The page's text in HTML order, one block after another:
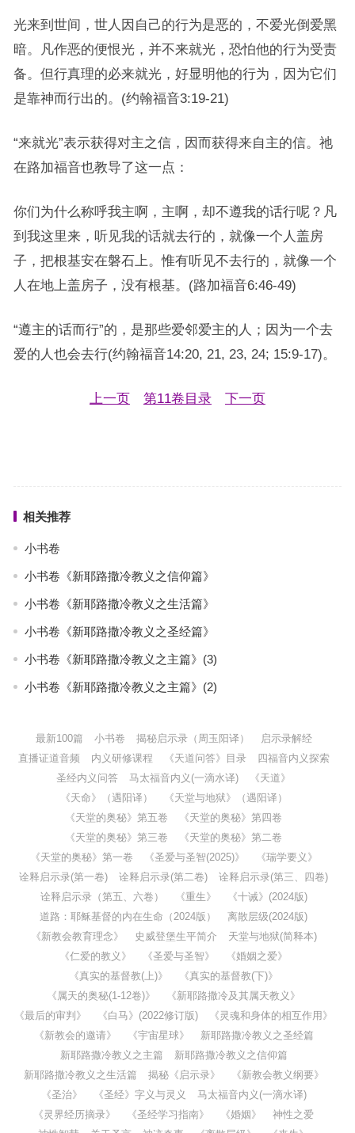
光来到世间，世人因自己的行为是恶的，不爱光倒爱黑
暗。凡作恶的便恨光，并不来就光，恐怕他的行为受责
备。但行真理的必来就光，好显明他的行为，因为它们
是靠神而行出的。(约翰福音3:19-21)
“来就光”表示获得对主之信，因而获得来自主的信。祂
在路加福音也教导了这一点：
你们为什么称呼我主啊，主啊，却不遵我的话行呢？凡
到我这里来，听见我的话就去行的，就像一个人盖房
子，把根基安在磐石上。惟有听见不去行的，就像一个
人在地上盖房子，没有根基。(路加福音6:46-49)
“遵主的话而行”的，是那些爱邻爱主的人；因为一个去
爱的人也会去行(约翰福音14:20, 21, 23, 24; 15:9-17)。
上一页 第11卷目录 下一页
相关推荐
小书卷
小书卷《新耶路撒冷教义之信仰篇》
小书卷《新耶路撒冷教义之生活篇》
小书卷《新耶路撒冷教义之圣经篇》
小书卷《新耶路撒冷教义之主篇》(3)
小书卷《新耶路撒冷教义之主篇》(2)
最新100篇 小书卷 揭秘启示录（周玉阳译）
启示录解经
直播证道音频
内义研修课程 《天道问答》目录
四福音内义探索
圣经内义问答
马太福音内义(一滴水译)
《天道》
《天命》（遇阳译）
《天堂与地狱》（遇阳译）
《天堂的奥秘》第五卷
《天堂的奥秘》第四卷
《天堂的奥秘》第三卷
《天堂的奥秘》第二卷
《天堂的奥秘》第一卷
《圣爱与圣智(2025)》
《瑞学要义》
诠释启示录(第一卷)
诠释启示录(第二卷)
诠释启示录(第三、四卷)
诠释启示录（第五、六卷）
《重生》
《十诫》(2024版)
道路：耶稣基督的内在生命（2024版）
离散层级(2024版)
《新教会教育理念》
史威登堡生平简介
天堂与地狱(简释本)
《仁爱的教义》
《圣爱与圣智》
《婚姻之爱》
《真实的基督教(上)》
《真实的基督教(下)》
《属天的奥秘(1-12卷)》
《新耶路撒冷及其属天教义》
《最后的审判》
《白马》(2022修订版)
《灵魂和身体的相互作用》
《新教会的邀请》
《宇宙星球》
新耶路撒冷教义之圣经篇
新耶路撒冷教义之主篇
新耶路撒冷教义之信仰篇
新耶路撒冷教义之生活篇
揭秘《启示录》
《新教会教义纲要》
《圣治》
《圣经》字义与灵义
马太福音内义(一滴水译)
《灵界经历摘录》
《圣经学习指南》 《婚姻》
神性之爱